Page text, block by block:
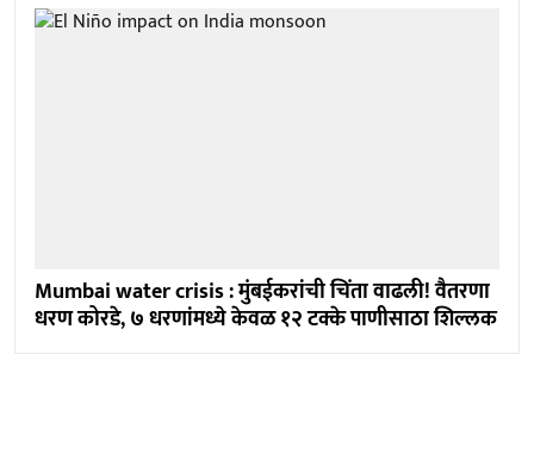
Mumbai water crisis : मुंबईकरांची चिंता वाढली! वैतरणा
धरण कोरडे, ७ धरणांमध्ये केवळ १२ टक्के पाणीसाठा शिल्लक